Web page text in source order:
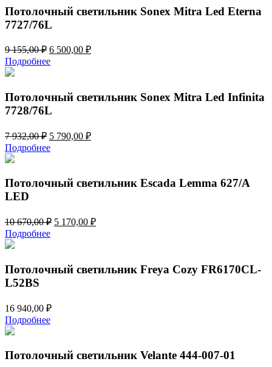
Потолочный светильник Sonex Mitra Led Eterna
7727/76L
9 155,00₽ Первоначальная
цена
составляла
155,00 ₽.
6 500,00 ₽Текущая
Подробнее
Потолочный светильник Sonex Mitra Led Infinita
7728/76L
7 932,00₽ Первоначальная
цена
составляла
932,00 ₽.
5 790,00 ₽Текущая
Подробнее
Потолочный светильник Escada Lemma 627/A
LED
10 670,00₽ Первоначальная
670,00 ₽.
5 170,00 ₽Текущая
Подробнее
Потолочный светильник Freya Cozy FR6170CL-
L52BS
16 940,00 ₽
Подробнее
Потолочный светильник Velante 444-007-01